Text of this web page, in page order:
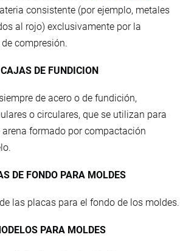
consistente (por ejemplo, metales
al rojo) exclusivamente por la
compresión.
DE FUNDICION
de acero o de fundición,
o circulares, que se utilizan para
formado por compactación
DE FONDO PARA MOLDES
las placas para el fondo de los moldes.
PARA MOLDES